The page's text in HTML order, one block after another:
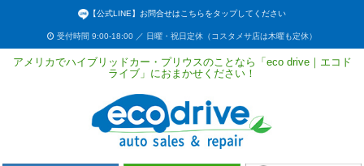
【公式LINE】お問合せはこちらをタップしてください
受付時間 9:00-18:00 ／ 日曜・祝日定休（コスタメサ店は木曜も定休）
アメリカでハイブリッドカー・プリウスのことなら「eco drive｜エコド
ライブ」におまかせください！